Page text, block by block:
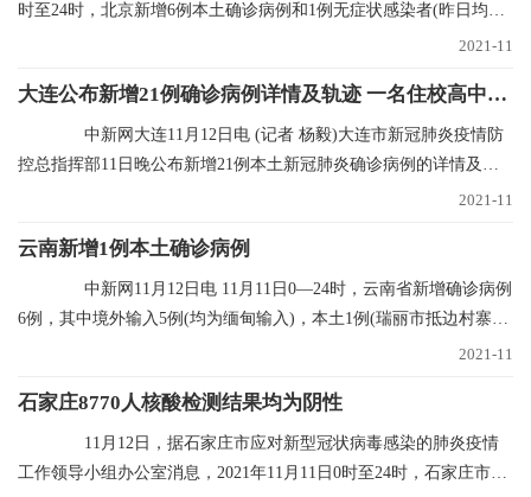
时至24时，北京新增6例本土确诊病例和1例无症状感染者(昨日均已
2021-11
大连公布新增21例确诊病例详情及轨迹 一名住校高中生确诊
中新网大连11月12日电 (记者 杨毅)大连市新冠肺炎疫情防
控总指挥部11日晚公布新增21例本土新冠肺炎确诊病例的详情及行
2021-11
云南新增1例本土确诊病例
中新网11月12日电 11月11日0—24时，云南省新增确诊病例
6例，其中境外输入5例(均为缅甸输入)，本土1例(瑞丽市抵边村寨重
2021-11
石家庄8770人核酸检测结果均为阴性
11月12日，据石家庄市应对新型冠状病毒感染的肺炎疫情
工作领导小组办公室消息，2021年11月11日0时至24时，石家庄市对